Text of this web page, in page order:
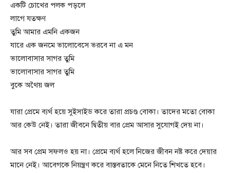
একটি চোখের পলক পড়লে
লাগে যতক্ষণ
তুমি আমার এমনি একজন
যারে এক জনমে ভালোবেসে ভরবে না এ মন
ভালোবাসার সাগর তুমি
ভালোবাসার সাগর তুমি
বুকে অথৈয় জল
যারা প্রেমে ব্যর্থ হয়ে সুইসাইড করে তারা প্রচণ্ড বোকা। তাদের মতো বোকা
আর কেউ নেই। তারা জীবনে দ্বিতীয় বার প্রেম আসার সুযোগই দেয় না।
আর সব প্রেম সফলও হয় না। প্রেমে ব্যর্থ হলে নিজের জীবন নষ্ট করে দেয়ার
মানে নেই। আবেগকে নিয়ন্ত্রণ করে বাস্তবতাকে মেনে নিতে শিখতে হবে।